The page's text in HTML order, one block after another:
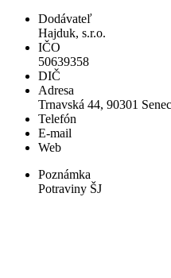
Dodávateľ
Hajduk, s.r.o.
IČO
50639358
DIČ
Adresa
Trnavská 44, 90301
Telefón
E-mail
Web
Poznámka
Potraviny ŠJ